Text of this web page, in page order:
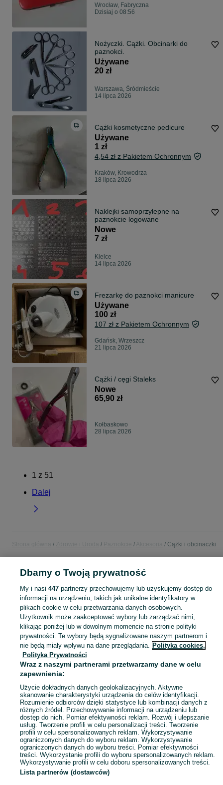
Wrocław, Fabryczna
Dzisiaj o 08:56
Nożyczki. Cążki. Obcinarki do
paznokci.
Używane
20 zł
Warszawa, Śródmieście
14 lipca 2026
Cążki kosmetyczne pedicure
Używane
1 zł
4,54 zł z Pakietem Ochronnym
Kraków, Krowodrza
18 lipca 2026
Naklejki samoprzylepne na
paznokcie logowane
Nowe
7 zł
Kielce
14 lipca 2026
Frezarkę do paznokci manicure
Używane
100 zł
107 zł z Pakietem Ochronnym
Gdańsk, Wrzeszcz
21 lipca 2026
Cążki / cęgi Staleks
Nowe
65,90 zł
Kołbaskowo
28 lipca 2026
1 z 51
Dalej
Cążki i obcinaczki
POLSKA
KATEGORIA
Zobacz
Mapa kategorii
Mapa miejscowości
Mapa ministron
Popularne wyszukiwania
Dbamy o Twoją prywatność
My i nasi 447partnerzy przechowujemy lub uzyskujemy dostęp do
informacji na urządzeniu, takich jak unikalne identyfikatory w
plikach cookie w celu przetwarzania danych osobowych.
Użytkownik może zaakceptować wybory lub zarządzać nimi,
klikając poniżej lub w dowolnym momencie na stronie polityki
prywatności. Te wybory będą sygnalizowane naszym partnerom i
nie będą miały wpływu na dane przeglądania. Polityka cookies,
Polityka Prywatności
Wraz z naszymi partnerami przetwarzamy dane w celu
zapewnienia:
Użycie dokładnych danych geolokalizacyjnych. Aktywne
skanowanie charakterystyki urządzenia do celów identyfikacji.
Rozumienie odbiorców dzięki statystyce lub kombinacji danych z
różnych źródeł. Przechowywanie informacji na urządzeniu lub
dostęp do nich. Pomiar efektywności reklam. Rozwój i ulepszanie
usług. Tworzenie profili w celu personalizacji treści. Tworzenie
profili w celu spersonalizowanych reklam. Wykorzystywanie
ograniczonych danych do wyboru reklam. Wykorzystywanie
ograniczonych danych do wyboru treści. Pomiar efektywności
treści. Wykorzystanie profili do wyboru spersonalizowanych reklam.
Wykorzystywanie profili w celu doboru spersonalizowanych treści.
Lista partnerów (dostawców)